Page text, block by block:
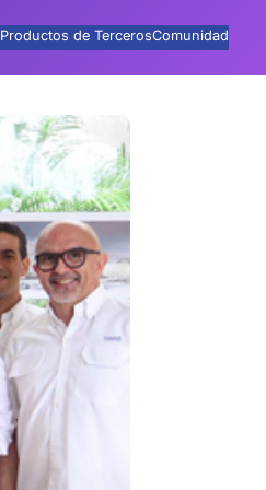
Productos de TercerosComunidad